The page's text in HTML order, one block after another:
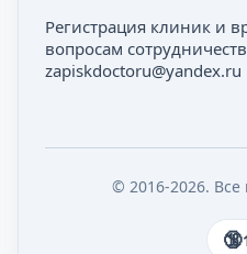
Регистрация клиник и
вопросам
zapiskdoctoru@yandex.ru
© 2016-2026.